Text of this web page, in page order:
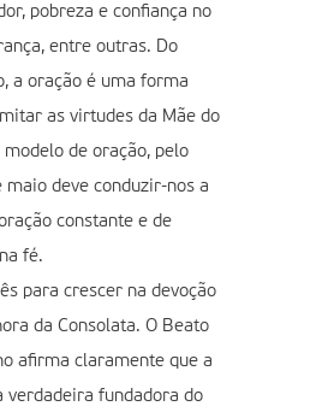
pobreza e confiança no
entre outras. Do
a oração é uma forma
as virtudes da Mãe do
modelo de oração, pelo
maio deve conduzir-nos a
constante e de
fé.
para crescer na devoção
da Consolata. O Beato
afirma claramente que a
verdadeira fundadora do